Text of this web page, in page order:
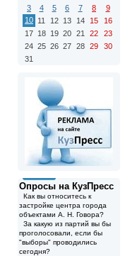
3
4 5 6 7 8
9
10 11 12 13 14 15
16
17 18 19 20 21 22
23
24 25 26 27 28 29
30
31
Опросы на КузПресс
Как вы относитесь к
застройке центра города
объектами А. Н. Говора?
За какую из партий вы бы
проголосовали, если бы
"выборы" проводились
сегодня?